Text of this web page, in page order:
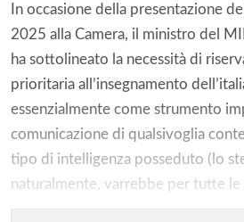
In occasione della presentazione
2025 alla Camera, il ministro del
ha sottolineato la necessità di
prioritaria all’insegnamento
essenzialmente come strumento
comunicazione di qualsivoglia
tipo di intelligenza posseduto (lo
naturalmente, varrebbe per tutte le